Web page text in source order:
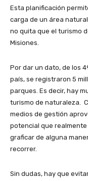
Esta planificación
carga de un área
no quita que el turismo
Misiones.
Por dar un dato, de los
país, se registraron 5
parques. Es decir, hay
turismo de naturaleza.
medios de gestión
potencial que
graficar de alguna
recorrer.
Sin dudas, hay que